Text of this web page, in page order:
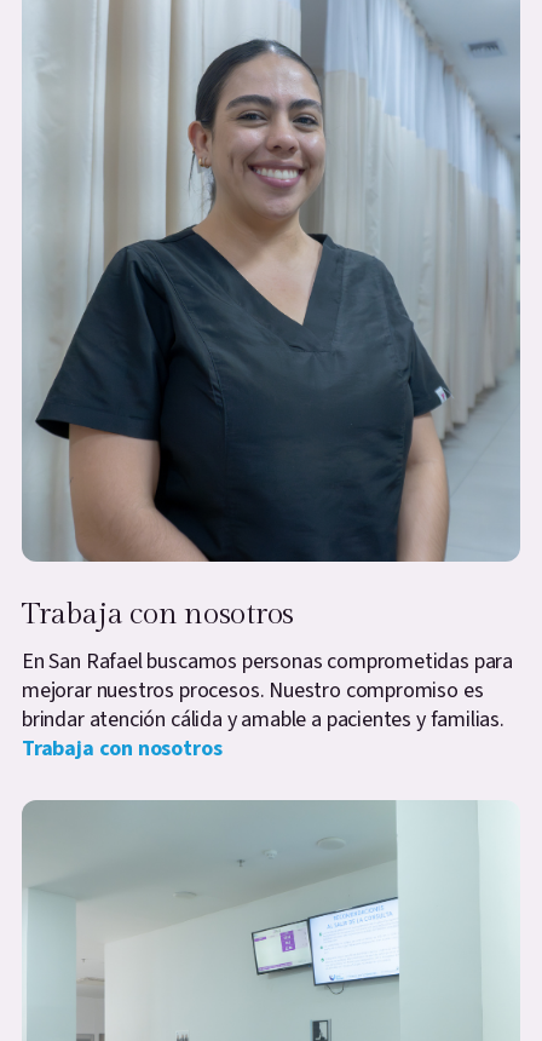
Trabaja con nosotros
En San Rafael buscamos personas comprometidas para
mejorar nuestros procesos. Nuestro compromiso es
brindar atención cálida y amable a pacientes y familias.
Trabaja con nosotros